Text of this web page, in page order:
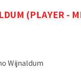
(PLAYER -
Wijnaldum